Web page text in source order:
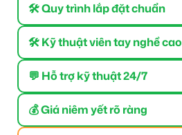
🛠 Quy trình lắp đặt chuẩn
🛠 Kỹ thuật viên tay nghề cao
💬 Hỗ trợ kỹ thuật 24/7
💰 Giá niêm yết rõ ràng